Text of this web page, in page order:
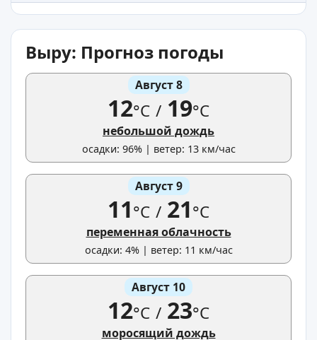
Выру: Прогноз погоды
Август 8
12°C / 19°C
небольшой дождь
осадки: 96% | ветер: 13 км/час
Август 9
11°C / 21°C
переменная облачность
осадки: 4% | ветер: 11 км/час
Август 10
12°C / 23°C
моросящий дождь